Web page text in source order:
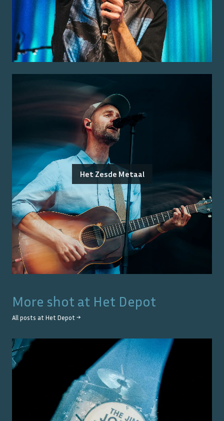
Het Zesde Metaal
More shot at Het Depot
All posts at Het Depot →